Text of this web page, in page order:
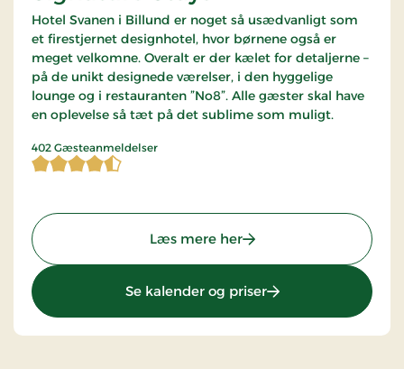
Hotel Svanen i Billund er noget så usædvanligt som
et firestjernet designhotel, hvor børnene også er
meget velkomne. Overalt er der kælet for detaljerne –
på de unikt designede værelser, i den hyggelige
lounge og i restauranten ”No8”. Alle gæster skal have
en oplevelse så tæt på det sublime som muligt.
402 Gæsteanmeldelser
4,267413 af 5 stjerner
Læs mere her: Hotel Svanen Billund,
Se kalender og priser: Hotel Svanen